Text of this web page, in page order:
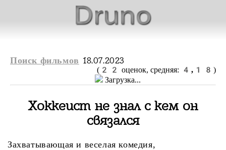
Поиск фильмов 18.07.2023
( 22 оценок, средняя: 4,18 )
Загрузка...
Хоккеист не знал с кем он
связался
Захватывающая и веселая комедия,